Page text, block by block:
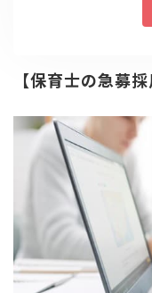
【保育士の急募